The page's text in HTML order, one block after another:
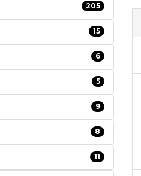
205
15
6
5
9
8
11